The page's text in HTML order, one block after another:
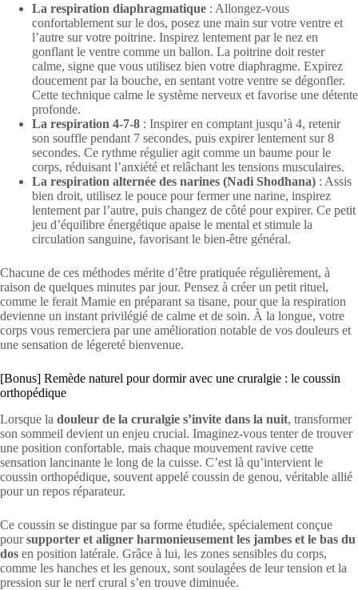
La respiration diaphragmatique : Allongez-vous
confortablement sur le dos, posez une main sur votre ventre et
l’autre sur votre poitrine. Inspirez lentement par le nez en
gonflant le ventre comme un ballon. La poitrine doit rester
calme, signe que vous utilisez bien votre diaphragme. Expirez
doucement par la bouche, en sentant votre ventre se dégonfler.
Cette technique calme le système nerveux et favorise une détente
profonde.
La respiration 4-7-8 : Inspirer en comptant jusqu’à 4, retenir
son souffle pendant 7 secondes, puis expirer lentement sur 8
secondes. Ce rythme régulier agit comme un baume pour le
corps, réduisant l’anxiété et relâchant les tensions musculaires.
La respiration alternée des narines (Nadi Shodhana) : Assis
bien droit, utilisez le pouce pour fermer une narine, inspirez
lentement par l’autre, puis changez de côté pour expirer. Ce petit
jeu d’équilibre énergétique apaise le mental et stimule la
circulation sanguine, favorisant le bien-être général.
Chacune de ces méthodes mérite d’être pratiquée régulièrement, à
raison de quelques minutes par jour. Pensez à créer un petit rituel,
comme le ferait Mamie en préparant sa tisane, pour que la respiration
devienne un instant privilégié de calme et de soin. À la longue, votre
corps vous remerciera par une amélioration notable de vos douleurs et
une sensation de légereté bienvenue.
[Bonus] Remède naturel pour dormir avec une cruralgie : le coussin
orthopédique
Lorsque la douleur de la cruralgie s’invite dans la nuit, transformer
son sommeil devient un enjeu crucial. Imaginez-vous tenter de trouver
une position confortable, mais chaque mouvement ravive cette
sensation lancinante le long de la cuisse. C’est là qu’intervient le
coussin orthopédique, souvent appelé coussin de genou, véritable allié
pour un repos réparateur.
Ce coussin se distingue par sa forme étudiée, spécialement conçue
poursupporter et aligner harmonieusement les jambes et le bas du
dos en position latérale. Grâce à lui, les zones sensibles du corps,
comme les hanches et les genoux, sont soulagées de leur tension et la
pression sur le nerf crural s’en trouve diminuée.